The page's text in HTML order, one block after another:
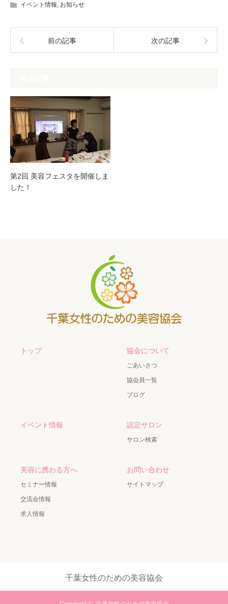
イベント情報 お知らせ
前の記事 次の記事
第2回 美容フェスタを開催しま
した！
トップ 協会について
ごあいさつ
協会員一覧
ブログ
イベント情報 認定サロン
サロン検索
美容に携わる方へ
セミナー情報
交流会情報
求人情報
お問い合わせ
サイトマップ
千葉女性のための美容協会